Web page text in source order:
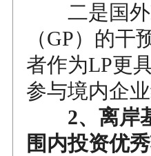
二是国外
（GP）的
者作为LP更
参与境内企
2、离岸
围内投资优